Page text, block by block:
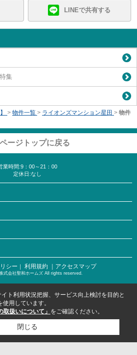
LINEで共有する
集
> 物件一覧 > ライオンズマンション星田 > 物件
ページトップに戻る
業時間:9：00～21：00
定休日:なし
シー ｜ 利用規約 ｜アクセスマップ
式会社聖和ホームズ All rights reserved.
ト利用状況把握、サービス向上検討を目的と
用しています。
取扱いについて」 をご確認ください。
閉じる